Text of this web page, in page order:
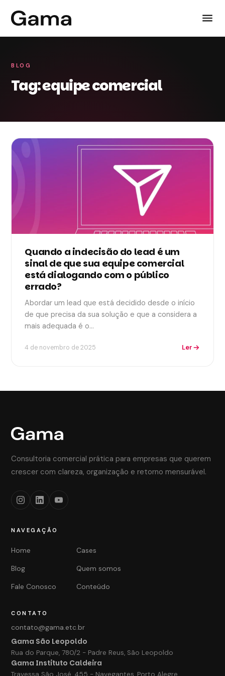
BLOG
Tag: equipe comercial
Quando a indecisão do lead é um
sinal de que sua equipe comercial
está dialogando com o público
errado?
Abordar um lead que está decidido desde o início
de que precisa da sua solução e que a considera a
mais adequada é o…
4 de novembro de 2025 Ler
Consultoria comercial prática para empresas que querem
crescer com clareza, organização e retorno mensurável.
NAVEGAÇÃO
Home
Cases
Blog
Quem somos
Fale Conosco
Conteúdo
CONTATO
contato@gama.etc.br
Gama São Leopoldo
Rua do Parque, 780/2 - Padre Reus, São Leopoldo
Gama Instituto Caldeira
Travessa São José, 455 - Navegantes, Porto Alegre